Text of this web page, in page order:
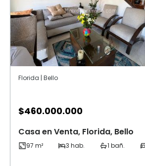
Florida | Bello
$460.000.000
Casa en Venta, Florida, Bello